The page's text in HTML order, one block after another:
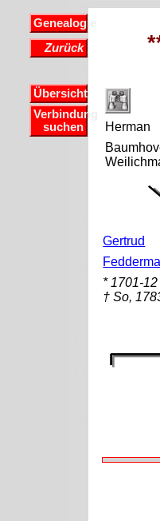
Genealogie
Zurück
Übersicht
Verbindung
suchen
Herman
Gertrud
* 1701-12
† So,